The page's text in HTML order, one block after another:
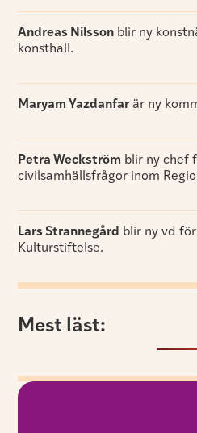
Andreas Nilsson blir ny
konsthall.
Maryam Yazdanfar är ny
Petra Weckström blir ny chef
civilsamhällsfrågor inom
Lars Strannegård blir ny vd
Kulturstiftelse.
Mest läst: